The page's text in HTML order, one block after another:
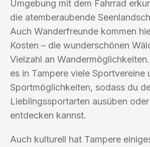
Umgebung mit dem Fahrrad
die atemberaubende
Auch Wanderfreunde kommen
Kosten – die wunderschönen
Vielzahl an
es in Tampere viele Sportvereine
Sportmöglichkeiten, sodass du
Lieblingssportarten ausüben
entdecken kannst.
Auch kulturell hat Tampere